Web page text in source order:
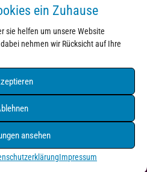
ein Zuhause
sie helfen um unsere Website
nehmen wir Rücksicht auf Ihre
ansehen
Impressum